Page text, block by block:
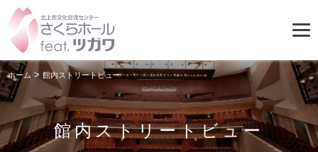
館内ストリートビュー
ホーム >館内ストリートビュー